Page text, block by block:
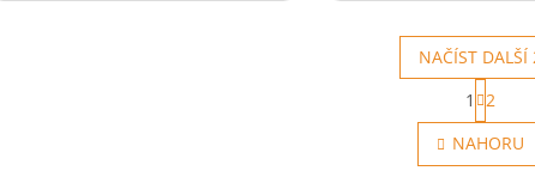
O
v
l
NAČÍST DALŠÍ
S
t
r
á
n
1
2
NAHORU